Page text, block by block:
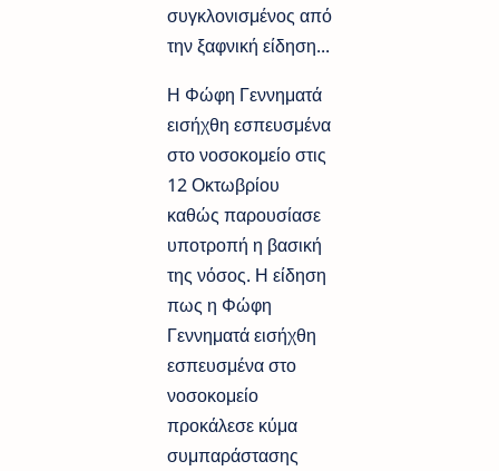
συγκλονισμένος από
την ξαφνική είδηση...
Η Φώφη Γεννηματά
εισήχθη εσπευσμένα
στο νοσοκομείο στις
12 Οκτωβρίου
καθώς παρουσίασε
υποτροπή η βασική
της νόσος. Η είδηση
πως η Φώφη
Γεννηματά εισήχθη
εσπευσμένα στο
νοσοκομείο
προκάλεσε κύμα
συμπαράστασης